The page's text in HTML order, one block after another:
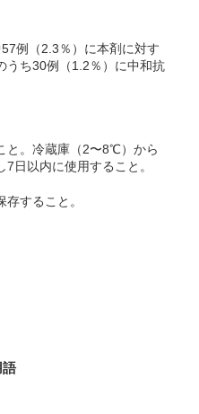
例（2.3％）に本剤に対す
うち30例（1.2％）に中和抗
と。冷蔵庫（2〜8℃）から
日以内に使用すること。
すること。
語